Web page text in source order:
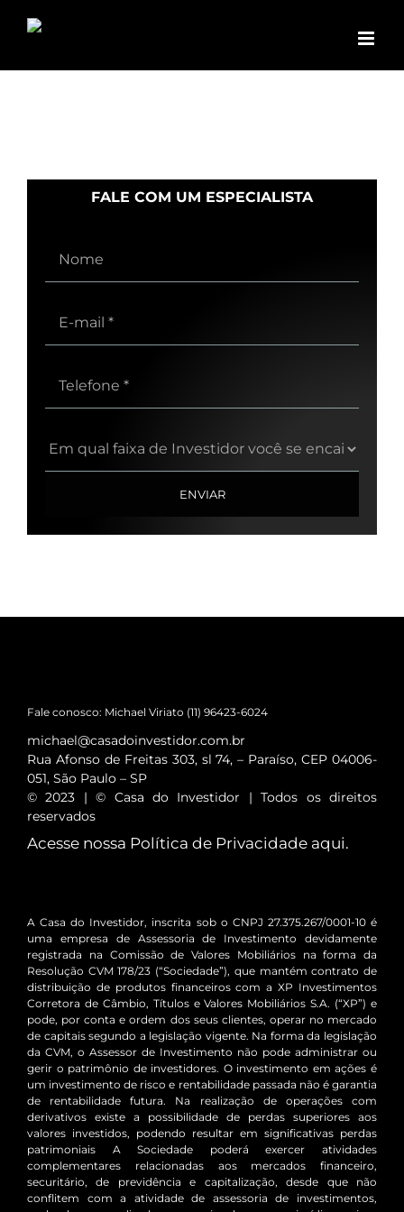
FALE COM UM ESPECIALISTA
Fale conosco: Michael Viriato (11) 96423-6024
michael@casadoinvestidor.com.br
Rua Afonso de Freitas 303, sl 74, – Paraíso, CEP 04006-
051, São Paulo – SP
© 2023 | © Casa do Investidor | Todos os direitos
reservados
Acesse nossa Política de Privacidade aqui.
A Casa do Investidor, inscrita sob o CNPJ 27.375.267/0001-10 é
uma empresa de Assessoria de Investimento devidamente
registrada na Comissão de Valores Mobiliários na forma da
Resolução CVM 178/23 (“Sociedade”), que mantém contrato de
distribuição de produtos financeiros com a XP Investimentos
Corretora de Câmbio, Títulos e Valores Mobiliários S.A. (“XP”) e
pode, por conta e ordem dos seus clientes, operar no mercado
de capitais segundo a legislação vigente. Na forma da legislação
da CVM, o Assessor de Investimento não pode administrar ou
gerir o patrimônio de investidores. O investimento em ações é
um investimento de risco e rentabilidade passada não é garantia
de rentabilidade futura. Na realização de operações com
derivativos existe a possibilidade de perdas superiores aos
valores investidos, podendo resultar em significativas perdas
patrimoniais A Sociedade poderá exercer atividades
complementares relacionadas aos mercados financeiro,
securitário, de previdência e capitalização, desde que não
conflitem com a atividade de assessoria de investimentos,